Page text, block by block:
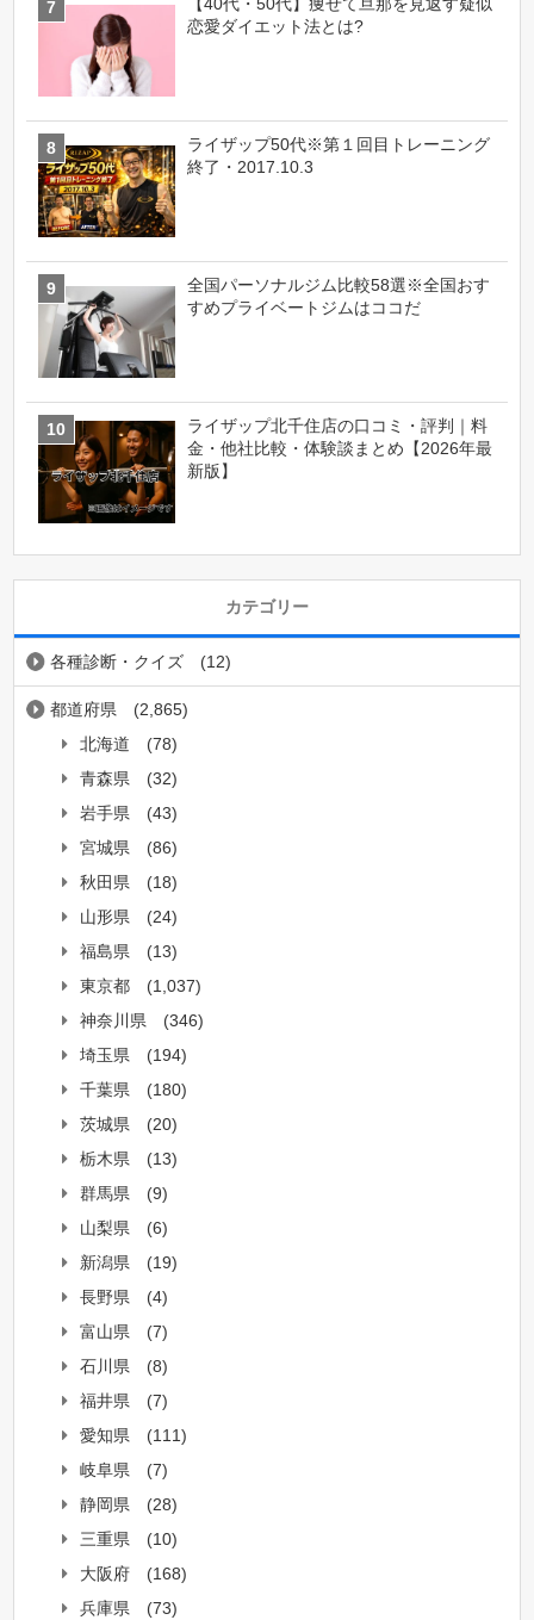
恋愛ダイエット法とは?
ライザップ50代※第１回目トレーニング
終了・2017.10.3
全国パーソナルジム比較58選※全国おす
すめプライベートジムはココだ
ライザップ北千住店の口コミ・評判｜料
金・他社比較・体験談まとめ【2026年最
新版】
カテゴリー
各種診断・クイズ (12)
都道府県
(2,865)
北海道
(78)
青森県
(32)
岩手県
(43)
宮城県
(86)
秋田県
(18)
山形県
(24)
福島県
(13)
東京都
(1,037)
神奈川県
(346)
埼玉県
(194)
千葉県
(180)
茨城県
(20)
栃木県
(13)
群馬県
(9)
山梨県
(6)
新潟県
(19)
長野県
(4)
富山県
(7)
石川県
(8)
福井県
(7)
愛知県
(111)
岐阜県
(7)
静岡県
(28)
三重県
(10)
大阪府
(168)
兵庫県
(73)